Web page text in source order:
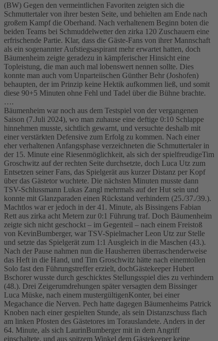
(BW) Gegen den vermeintlichen Favoriten zeigten sich die
Schmuttertaler von ihrer besten Seite, und behielten am Ende nach
großem Kampf die Oberhand. Nach verhaltenem Beginn boten die
beiden Teams bei Schmuddelwetter den zirka 120 Zuschauern eine
erfrischende Partie. Klar, dass die Gäste-Fans von ihrer Mannschaft
als ein sogenannter Aufstiegsaspirant mehr erwartet hatten, doch
Bäumenheim zeigte geradezu in kämpferischer Hinsicht eine
Topleistung, die man auch mal lobenswert nennen sollte. Dies
konnte man auch vom Unparteiischen Günther Behr (Joshofen)
behaupten, der im Prinzip keine Hektik aufkommen ließ, und somit
diese 90+5 Minuten ohne Fehl und Tadel über die Bühne brachte.
….
Bäumenheim war noch aus dem Testspiel von der vergangenen
Saison (7.Juli 2024), wo man zuhause eine deftige 0:10 Schlappe
hinnehmen musste, sichtlich gewarnt, und versuchte deshalb mit
einer verstärkten Defensive zum Erfolg zu kommen. Nach einer
eher verhaltenen Anfangsphase verzeichneten die Schmuttertaler in
der 15. Minute eine Riesenmöglichkeit, als sich der spielfreudigeTim
Groschwitz auf der rechten Seite durchsetzte, doch Luca Utz zum
Entsetzen seiner Fans, das Spielgerät aus kurzer Distanz per Kopf
über das Gästetor wuchtete. Die nächsten Minuten musste dann
TSV-Schlussmann Lukas Zangl mehrmals auf der Hut sein und
konnte mit Glanzparaden einen Rückstand verhindern (25./37./39.).
Machtlos war er jedoch in der 41. Minute, als Bissingens Fabian
Rett aus zirka acht Metern zur 0:1 Führung traf. Doch Bäumenheim
zeigte sich nicht geschockt – im Gegenteil – nach einem Freistoß
von KevinBumberger, war TSV-Spielmacher Leon Utz zur Stelle
und setzte das Spielgerät zum 1:1 Ausgleich in die Maschen (43.).
Nach der Pause nahmen nun die Hausherren überraschenderweise
das Heft in die Hand, und Tim Groschwitz hätte nach einemtollen
Solo fast den Führungstreffer erzielt, dochGästekeeper Hubert
Bschorer wusste durch geschicktes Stellungsspiel dies zu verhindern
(48.). Drei Zeigerumdrehungen später versagten dem Bissinger
Luca Müske, nach einem mustergültigenKonter, bei einer
Megachance die Nerven. Pech hatte dagegen Bäumenheims Patrick
Knoben nach einer gespielten Stunde, als sein Distanzschuss flach
am linken Pfosten des Gästetores im Torauslandete. Anders in der
64. Minute, als sich LaurinBumberger mit in dem Angriff
einschaltete, und aus spitzem Winkel dem Gästekeeper keine